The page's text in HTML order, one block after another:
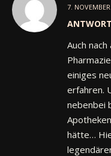
7.
Auch
einiges
erfahren.
nebenbei
hätte…